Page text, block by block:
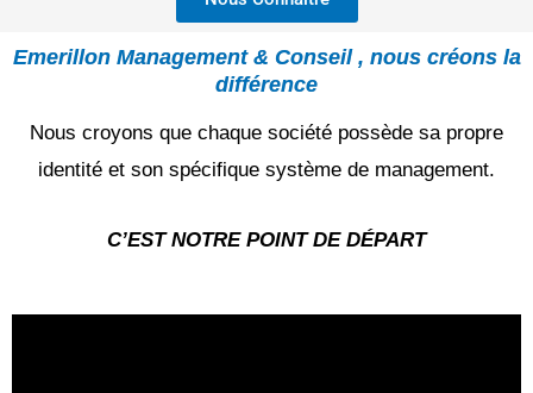
Emerillon Management & Conseil , nous créons la
différence
Nous croyons que chaque société possède sa propre
identité et son spécifique système de management.
C’EST NOTRE POINT DE DÉPART